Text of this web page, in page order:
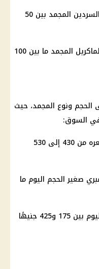
: تراوح سعر كيلو السردين المجمد بين 50
: سجل سعر كيلو الماكريل المجمد ما بين 100
الحجم ونوع المجمد، حيث
في السوق:
: يتراوح سعره من 430 إلى 530
صغير الحجم اليوم ما
: استقرت أسعاره اليوم بين 175 و425 جنيهًا